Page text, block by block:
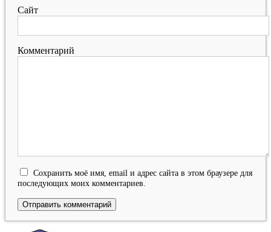
Сайт
Комментарий
Сохранить моё имя, email и адрес сайта в этом браузере для
последующих моих комментариев.